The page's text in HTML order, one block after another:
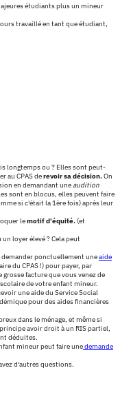
étudiants plus un mineur
travaillé en tant que étudiant,
longtemps ou ? Elles sont peut-
au CPAS derevoir sa décision.On
en demandant uneaudition
sont en blocus, elles peuvent faire
si c'était la 1ère fois) après leur
lemotif d'équité.(et
loyer élevé ? Cela peut
ponctuellement uneaide
du CPAS !) pour payer, par
facture que vous venez de
de votre enfant mineur.
une aide du Service Social
pour des aides financières
dans le ménage, et même si
avoir droit à un RIS partiel,
déduites.
mineur peut faire unedemande
d'autres questions.